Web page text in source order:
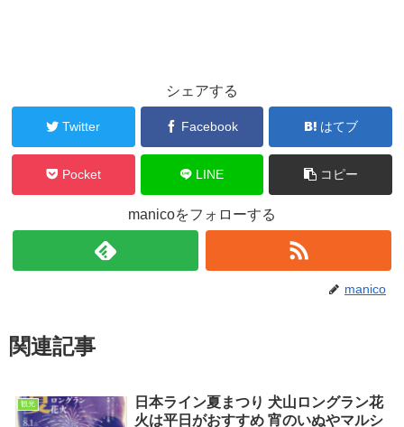
シェアする
Twitter Facebook はてブ
Pocket LINE コピー
manicoをフォローする
manico
関連記事
観光
日本ライン夏まつり 犬山ロングラン花
火は平日がおすすめ 宵のいぬやマルシ